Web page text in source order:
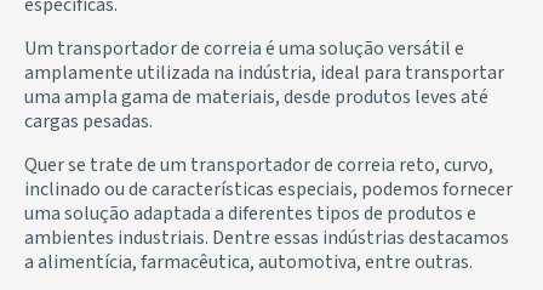
Um transportador de correia é uma solução versátil e
amplamente utilizada na indústria, ideal para transportar
uma ampla gama de materiais, desde produtos leves até
cargas pesadas.
Quer se trate de um transportador de correia reto, curvo,
inclinado ou de características especiais, podemos fornecer
uma solução adaptada a diferentes tipos de produtos e
ambientes industriais. Dentre essas indústrias destacamos
a alimentícia, farmacêutica, automotiva, entre outras.